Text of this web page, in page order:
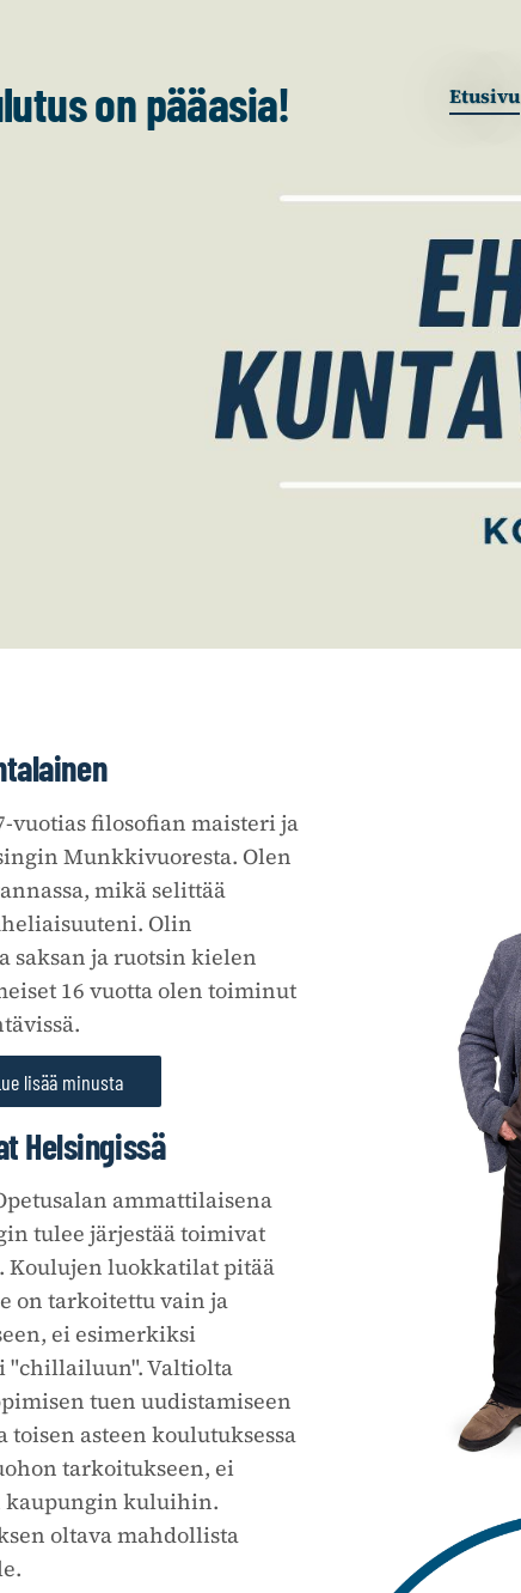
on pääasia! Etusivu
vuotias filosofian maisteri ja
Munkkivuoresta. Olen
mikä selittää
Olin
saksan ja ruotsin kielen
16 vuotta olen toiminut
lisää minusta
Helsingissä
ammattilaisena
tulee järjestää toimivat
Koulujen luokkatilat pitää
on tarkoitettu vain ja
ei esimerkiksi
Valtiolta
tuen uudistamiseen
toisen asteen koulutuksessa
tarkoitukseen, ei
kuluihin.
oltava mahdollista